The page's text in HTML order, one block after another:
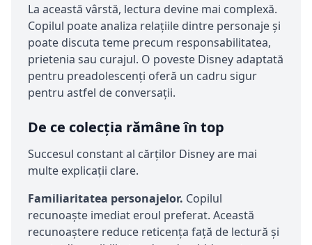
La această vârstă, lectura devine mai complexă.
Copilul poate analiza relațiile dintre personaje și
poate discuta teme precum responsabilitatea,
prietenia sau curajul. O poveste Disney adaptată
pentru preadolescenți oferă un cadru sigur
pentru astfel de conversații.
De ce colecția rămâne în top
Succesul constant al cărților Disney are mai
multe explicații clare.
Familiaritatea personajelor. Copilul
recunoaște imediat eroul preferat. Această
recunoaștere reduce reticența față de lectură și